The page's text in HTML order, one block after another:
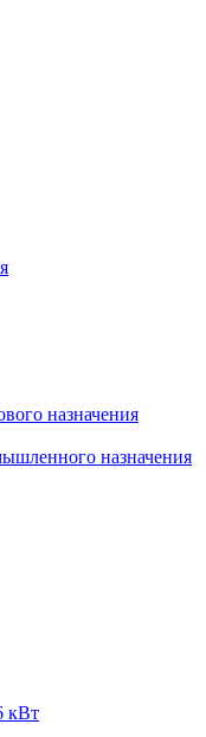
назначения
назначения
кВт